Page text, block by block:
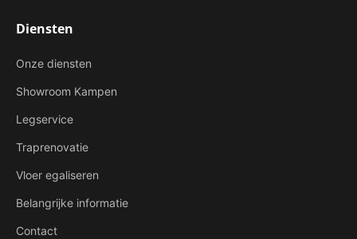
Diensten
Onze diensten
Showroom Kampen
Legservice
Traprenovatie
Vloer egaliseren
Belangrijke informatie
Contact